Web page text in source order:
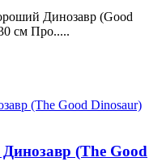
Динозавр (Good
см Про.....
(The Good